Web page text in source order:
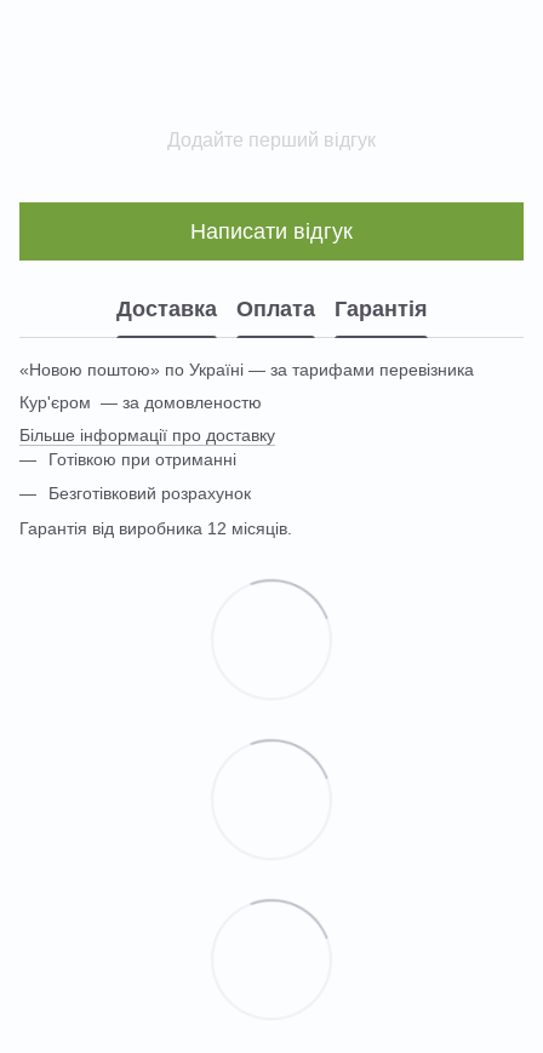
Додайте перший відгук
Написати відгук
Доставка Оплата Гарантія
«Новою поштою» по Україні — за тарифами перевізника
Кур'єром — за домовленостю
Більше інформації про доставку
Готівкою при отриманні
Безготівковий розрахунок
Гарантія від виробника 12 місяців.